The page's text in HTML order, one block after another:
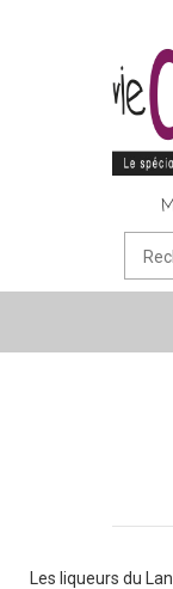
Les liqueurs du